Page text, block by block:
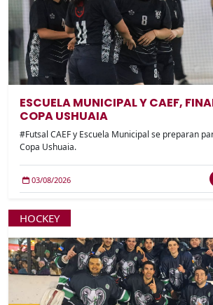
ESCUELA MUNICIPAL Y CAEF,
COPA USHUAIA
#Futsal CAEF y Escuela Municipal se preparan
Copa Ushuaia.
03/08/2026
HOCKEY